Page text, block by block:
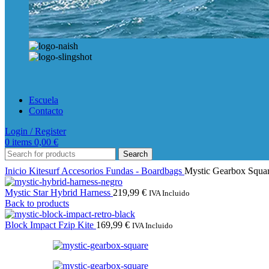
Escuela
Contacto
Login / Register
0 items 0,00 €
Search
Inicio KitesurfAccesorios Fundas - Boardbags Mystic Gearbox
Mystic Star Hybrid Harness 219,99 € IVA Incluido
Back to products
Block Impact Fzip Kite 169,99 € IVA Incluido